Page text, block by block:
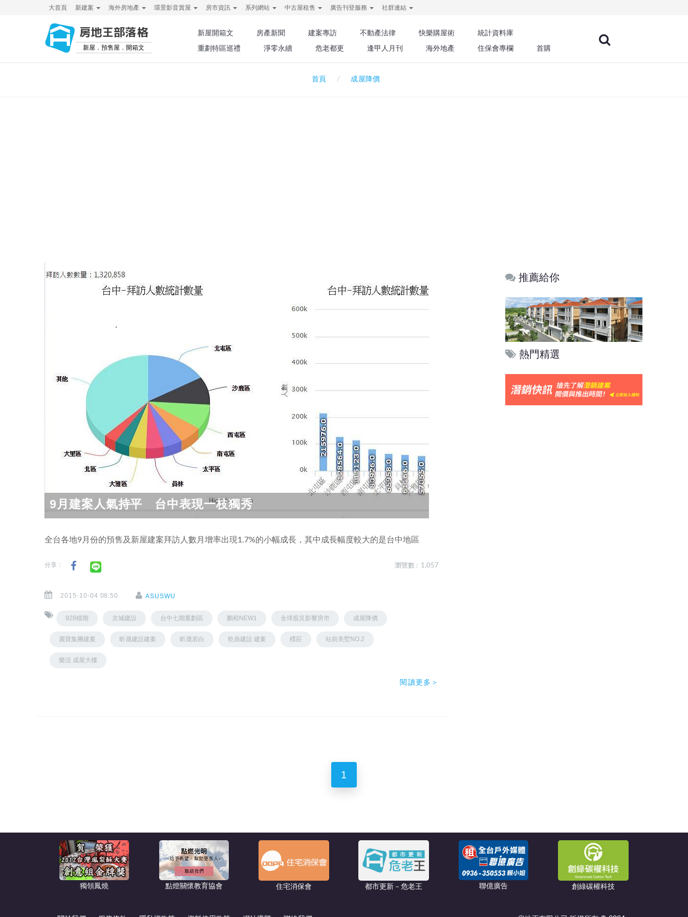
大首頁 新建案 海外房地產 環景影音賞屋 房市資訊 系列網站 中古屋租售 廣告刊登服務 社群連結
房地王部落格
新屋．預售屋．開箱文
新屋開箱文 房產新聞 建案專訪 不動產法律 快樂購屋術
統計資料庫
重劃特區巡禮
淨零永續 危老都更 逢甲人月刊 海外地產 住保會專欄 首購
首頁 成屋降價
9月建案人氣持平 台中表現一枝獨秀
全台各地9月份的預售及新屋建案拜訪人數月增率出現1.7%的小幅成長，其中成長幅度較大的是台中地區
分享： 瀏覽數 : 1,057
2015-10-04 08:50 ASUSWU
928檔期 京城建設 台中七期重劃區 鵬程NEW1 全球股災影響房市 成屋降價
麗寶集團建案 昕晟建設建案 昕晟若白 乾鼎建設 建案 樸莊 站前美墅NO.2
樂活 成屋大樓
閱讀更多＞
推薦給你
熱門精選
1
獨領鳳燒 點燈關懷教育協會 住宅消保會 都市更新－危老王 聯億廣告 創綠碳權科技